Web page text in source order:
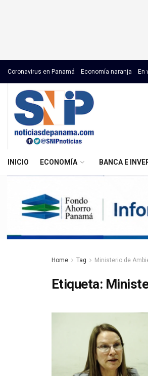
Coronavirus en Panamá Economía naranja En
INICIO ECONOMÍA BANCA E
Home Tag Ministerio de
Etiqueta: